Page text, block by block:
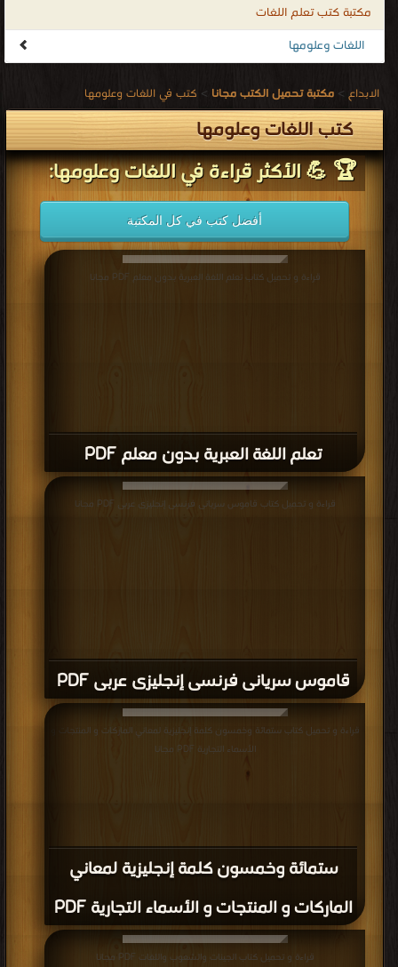
مكتبة كتب تعلم اللغات
اللغات وعلومها
الابداع > مكتبة تحميل الكتب مجانا > كتب في اللغات وعلومها
كتب اللغات وعلومها
🏆 💪 الأكثر قراءة في اللغات وعلومها:
أفضل كتب في كل المكتبة
تعلم اللغة العبرية بدون معلم PDF
قراءة و تحميل كتاب تعلم اللغة العبرية بدون معلم PDF مجانا
قاموس سريانى فرنسى إنجليزى عربى PDF
قراءة و تحميل كتاب قاموس سريانى فرنسى إنجليزى عربى PDF مجانا
ستمائة وخمسون كلمة إنجليزية لمعاني
الماركات و المنتجات و الأسماء التجارية PDF
قراءة و تحميل كتاب ستمائة وخمسون كلمة إنجليزية لمعاني الماركات و المنتجات و
الأسماء التجارية PDF مجانا
قراءة و تحميل كتاب الجينات والشعوب واللغات PDF مجانا